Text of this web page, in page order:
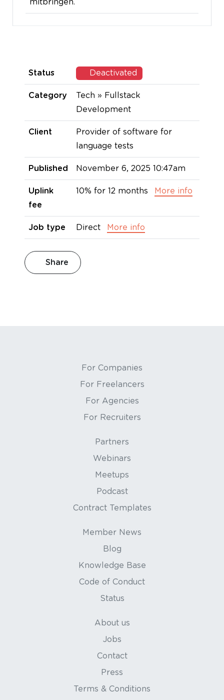
Status Deactivated
Category
Tech » Fullstack
Development
Client
Provider of software for
language tests
Published November 6, 2025 10:47am
Uplink
fee
10% for 12 months More info
Job type Direct More info
Share
For Companies
For Freelancers
For Agencies
For Recruiters
Partners
Webinars
Meetups
Podcast
Contract Templates
Member News
Blog
Knowledge Base
Code of Conduct
Status
About us
Jobs
Contact
Press
Terms & Conditions